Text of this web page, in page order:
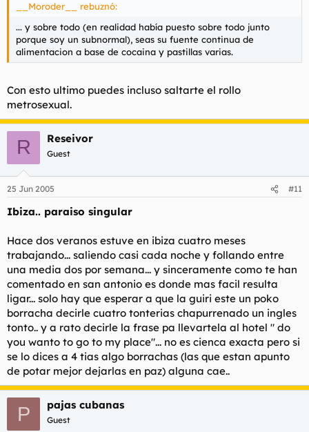
__Moroder__ rebuznó:
... y sobre todo (en realidad había puesto sobre todo junto
porque soy un subnormal), seas su fuente continua de
alimentacion a base de cocaina y pastillas varias.
Con esto ultimo puedes incluso saltarte el rollo
metrosexual.
R Reseivor
Guest
25 Jun 2005 #11
Ibiza.. paraiso singular
Hace dos veranos estuve en ibiza cuatro meses
trabajando... saliendo casi cada noche y follando entre
una media dos por semana... y sinceramente como te han
comentado en san antonio es donde mas facil resulta
ligar... solo hay que esperar a que la guiri este un poko
borracha decirle cuatro tonterias chapurrenado un ingles
tonto.. y a rato decirle la frase pa llevartela al hotel " do
you wanto to go to my place"... no es cienca exacta pero si
se lo dices a 4 tias algo borrachas (las que estan apunto
de potar mejor dejarlas en paz) alguna cae..
P pajas cubanas
Guest